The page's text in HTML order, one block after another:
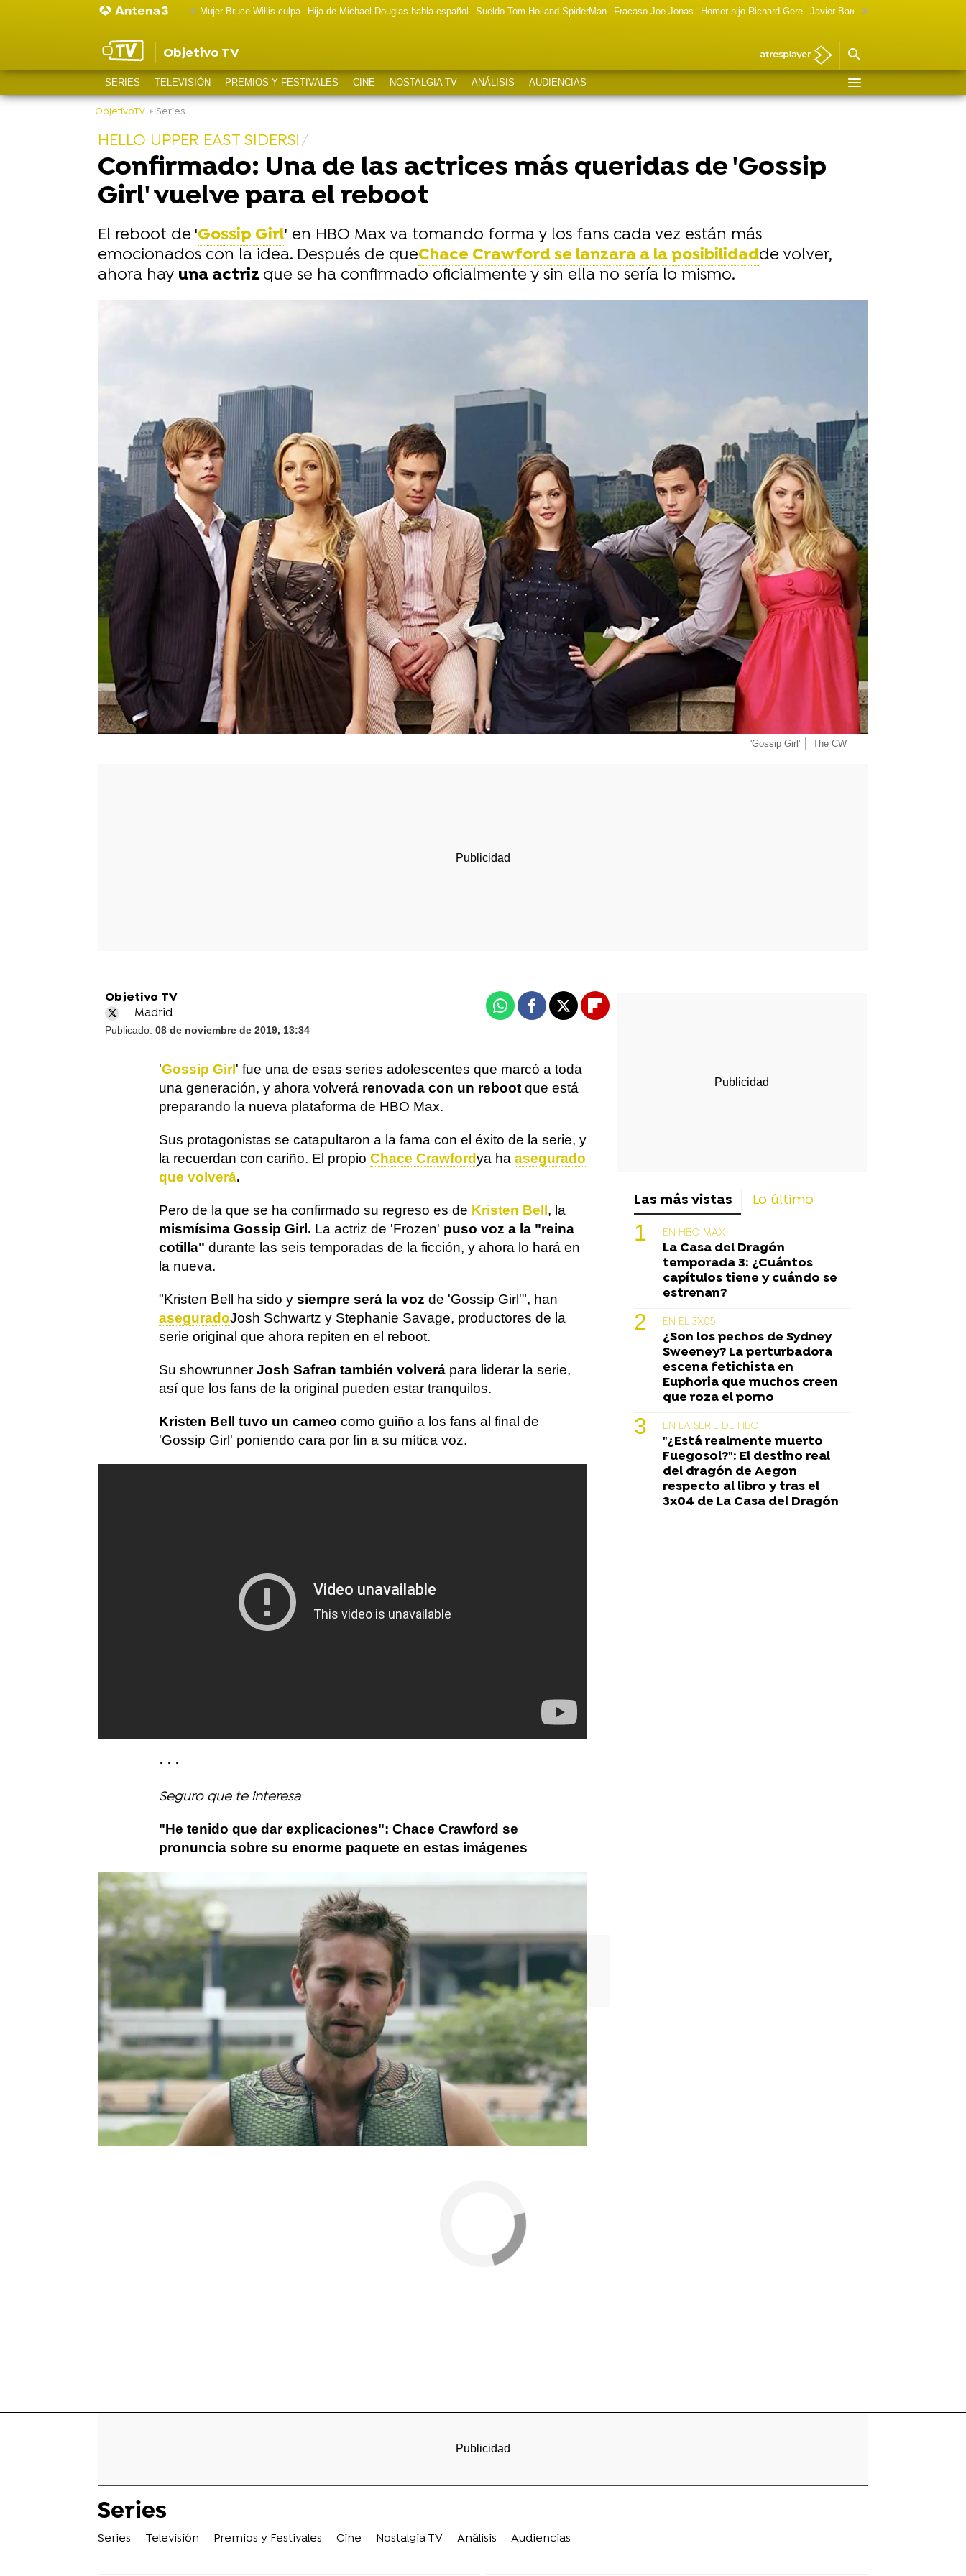
Mujer Bruce Willis culpa Hija de Michael Douglas habla español Sueldo Tom Holland SpiderMan Fracaso Joe Jonas Homer hijo Richard Gere Javier Bardem política
Objetivo TV
SERIES TELEVISIÓN PREMIOS Y FESTIVALES CINE NOSTALGIA TV ANÁLISIS AUDIENCIAS
ObjetivoTV » Series
HELLO UPPER EAST SIDERS!
Confirmado: Una de las actrices más queridas de 'Gossip
Girl' vuelve para el reboot
El reboot de 'Gossip Girl' en HBO Max va tomando forma y los fans cada vez están más
emocionados con la idea. Después de queChace Crawford se lanzara a la posibilidadde volver,
ahora hay una actriz que se ha confirmado oficialmente y sin ella no sería lo mismo.
'Gossip Girl' The CW
Objetivo TV
Madrid
Publicado: 08 de noviembre de 2019, 13:34
WhatsappFacebook
X Flipboard
'Gossip Girl ' fue una de esas series adolescentes que marcó a toda
una generación, y ahora volverá renovada con un reboot que está
preparando la nueva plataforma de HBO Max.
Sus protagonistas se catapultaron a la fama con el éxito de la serie, y
la recuerdan con cariño. El propio Chace Crawfordya ha asegurado
que volverá.
Pero de la que se ha confirmado su regreso es de Kristen Bell , la
mismísima Gossip Girl. La actriz de 'Frozen' puso voz a la "reina
cotilla" durante las seis temporadas de la ficción, y ahora lo hará en
la nueva.
"Kristen Bell ha sido y siempre será la voz de 'Gossip Girl'", han
aseguradoJosh Schwartz y Stephanie Savage, productores de la
serie original que ahora repiten en el reboot.
Su showrunner Josh Safran también volverá para liderar la serie,
así que los fans de la original pueden estar tranquilos.
Kristen Bell tuvo un cameo como guiño a los fans al final de
'Gossip Girl' poniendo cara por fin a su mítica voz.
· · ·
Seguro que te interesa
"He tenido que dar explicaciones": Chace Crawford se
pronuncia sobre su enorme paquete en estas imágenes
Kristen Bell Gossip Girl
Las más vistas Lo último
EN HBO MAX
La Casa del Dragón
temporada 3: ¿Cuántos
capítulos tiene y cuándo se
estrenan?
EN EL 3X05
¿Son los pechos de Sydney
Sweeney? La perturbadora
escena fetichista en
Euphoria que muchos creen
que roza el porno
EN LA SERIE DE HBO
"¿Está realmente muerto
Fuegosol?": El destino real
del dragón de Aegon
respecto al libro y tras el
3x04 de La Casa del Dragón
Series
Series Televisión Premios y Festivales Cine Nostalgia TV Análisis Audiencias